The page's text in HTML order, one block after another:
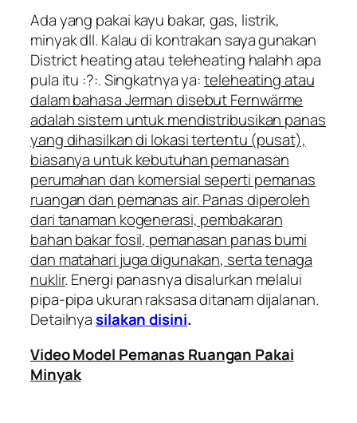
Ada yang pakai kayu bakar, gas, listrik,
minyak dll. Kalau di kontrakan saya gunakan
District heating atau teleheating halahh apa
pula itu :?:. Singkatnya ya:teleheatingatau
dalam bahasa Jerman disebutFernwärme
adalah sistem untuk mendistribusikan panas
yang dihasilkan di lokasi tertentu (pusat),
biasanya untuk kebutuhan pemanasan
perumahan dan komersial seperti pemanas
ruangan dan pemanas air. Panas diperoleh
dari tanaman kogenerasi, pembakaran
bahan bakar fosil, pemanasan panas bumi
dan matahari juga digunakan, serta tenaga
nuklir. Energi panasnya disalurkan melalui
pipa-pipa ukuran raksasa ditanam dijalanan.
Detailnyasilakan disini.
Video Model Pemanas Ruangan Pakai
Minyak